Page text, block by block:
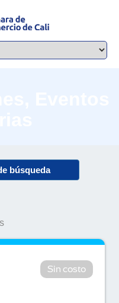
búsqueda
Sin costo